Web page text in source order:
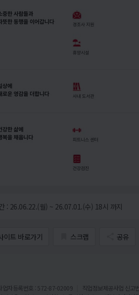
: 26.06.22.(월) ~ 26.07.01.(수) 18시 까지
이트 바로가기 스크랩 공유
업자등록번호 : 572-87-02009
직업정보제공사업 신